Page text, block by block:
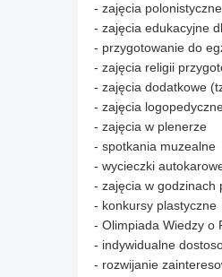
- zajęcia
- zajęcia edukacyjne
- przygotowanie do
- zajęcia religii
- zajęcia dodatkowe
- zajęcia
- zajęcia w plenerze
- spotkania muzealne
- wycieczki
- zajęcia w godzinach
- konkursy plastyczne
- Olimpiada Wiedzy o
- indywidualne
- rozwijanie